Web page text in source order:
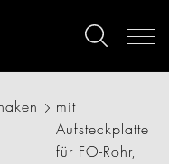
mit
Aufsteckplatte
für FO-Rohr,